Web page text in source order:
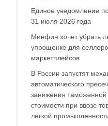
Единое уведомление
31 июля 2026 года
Минфин хочет убрать
упрощенке для
маркетплейсов
В России запустят
автоматического
занижения таможенной
стоимости при ввозе
лёгкой